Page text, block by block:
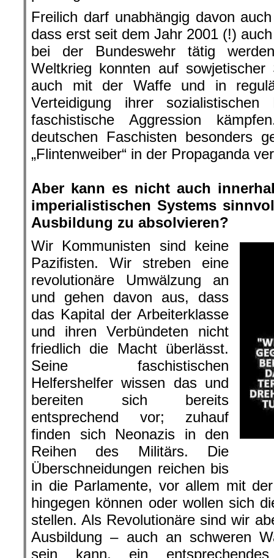
Freilich darf unabhängig davon
dass erst seit dem Jahr 2001 (!)
bei der Bundeswehr tätig
Weltkrieg konnten auf
auch mit der Waffe und in
Verteidigung ihrer
faschistische Aggression
deutschen Faschisten besonders
„Flintenweiber“ in der Propaganda
Aber kann es nicht auch
imperialistischen Systems
Ausbildung zu absolvieren?
Wir Kommunisten sind keine
Pazifisten. Wir streben eine
revolutionäre Umwälzung an
und gehen davon aus, dass
das Kapital der Arbeiterklasse
und ihren Verbündeten nicht
friedlich die Macht überlässt.
Seine faschistischen
Helfershelfer wissen das und
bereiten sich bereits
entsprechend vor; zuhauf
finden sich Neonazis in den
Reihen des Militärs. Die
Überschneidungen reichen bis
in die Parlamente, vor allem mit
hingegen können oder wollen sich
stellen. Als Revolutionäre sind wir
Ausbildung – auch an schweren
sein kann, ein